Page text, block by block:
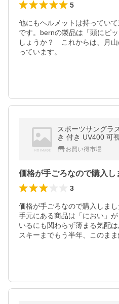
5
他にもヘルメットは持ってい
です。bernの製品は「頭にピ
しょうか？　これからは、月
っています。
スポーツサングラ
き 付き UV400 可
止加工 レンズ
お買い得市場
3
価格が手ごろなので購入しまし
手元にある商品は「におい」
いるにも関わらず薄まる気配は
スキーまでもう半年、このまま